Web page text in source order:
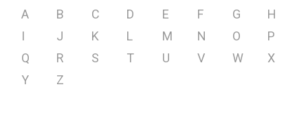
A B C D E F G
H
I
J K L M N O
P
Q
R S T U V W
X
Y
Z